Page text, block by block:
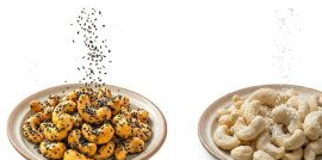
第一商業銀行
彰化商業銀行
台北富邦商業銀行